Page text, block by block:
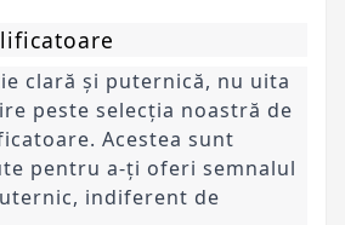
clară și puternică, nu uita
peste selecția noastră de
Acestea sunt
pentru a-ți oferi semnalul
indiferent de